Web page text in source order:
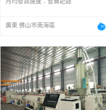
月均發貨速度： 暫無記錄
廣東 佛山市南海區